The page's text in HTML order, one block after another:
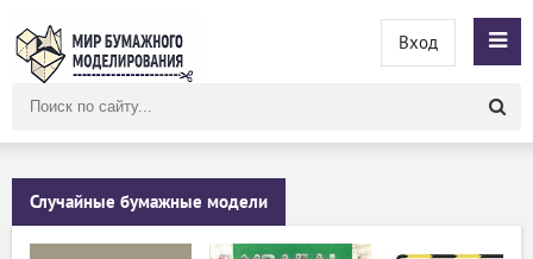
сайту
Вход
Случайные бумажные модели